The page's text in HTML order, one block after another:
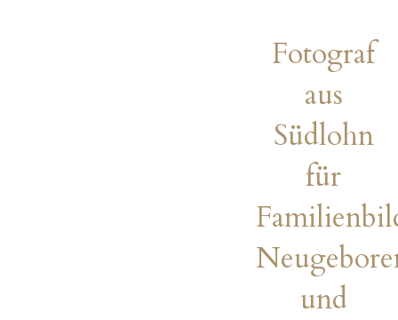
Fotograf
aus
Südlohn
für
und